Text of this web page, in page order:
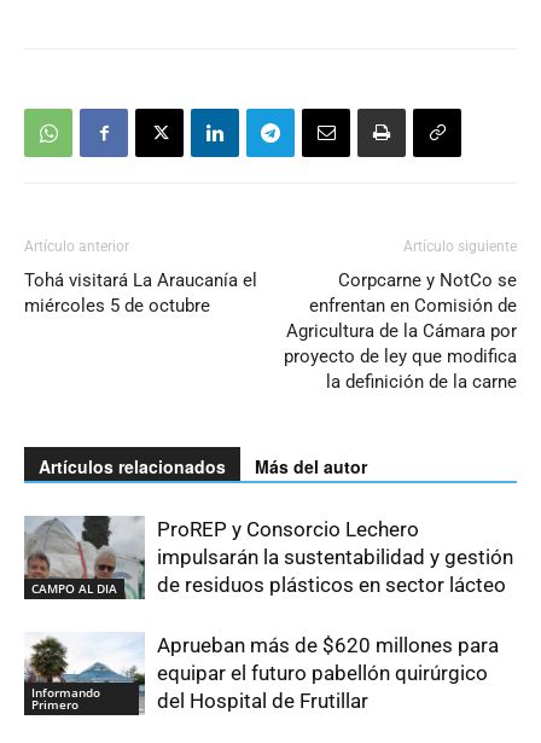
Artículo anterior
Tohá visitará La Araucanía el
miércoles 5 de octubre
Artículo siguiente
Corpcarne y NotCo se
enfrentan en Comisión de
Agricultura de la Cámara por
proyecto de ley que modifica
la definición de la carne
Artículos relacionados Más del autor
CAMPO AL DIA
ProREP y Consorcio Lechero
impulsarán la sustentabilidad y gestión
de residuos plásticos en sector lácteo
Informando
Primero
Aprueban más de $620 millones para
equipar el futuro pabellón quirúrgico
del Hospital de Frutillar